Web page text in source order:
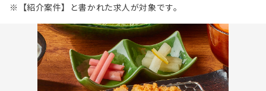
※【紹介案件】と書かれた求人が対象です。